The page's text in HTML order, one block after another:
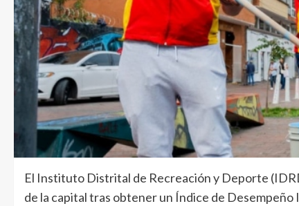
El Instituto Distrital de Recreación y Deporte
de la capital tras obtener un Índice de